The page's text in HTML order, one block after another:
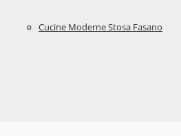
Cucine Moderne Stosa Fasano